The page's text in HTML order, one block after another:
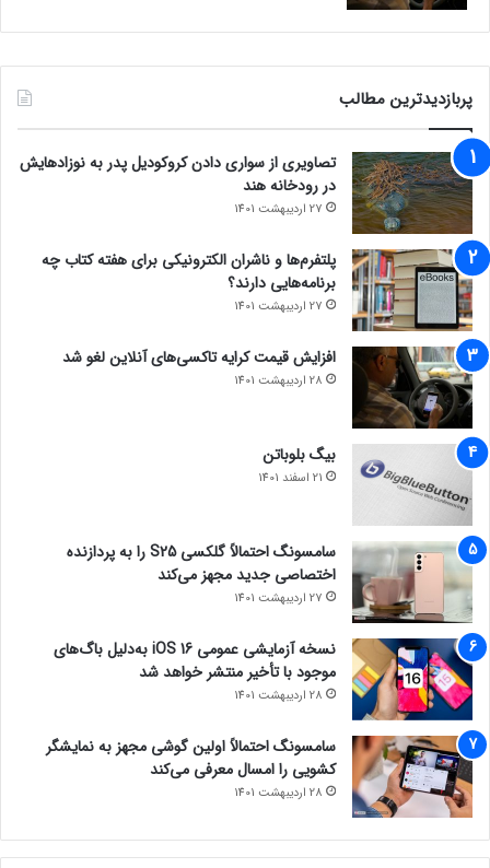
پربازدیدترین مطالب
تصاویری از سواری دادن کروکودیل پدر به نوزادهایش
در رودخانه هند
27 اردیبهشت 1401
پلتفرم‌ها و ناشران الکترونیکی برای هفته کتاب چه
برنامه‌هایی دارند؟
27 اردیبهشت 1401
افزایش قیمت کرایه تاکسی‌های آنلاین لغو شد
28 اردیبهشت 1401
بیگ بلوباتن
21 اسفند 1401
سامسونگ احتمالاً گلکسی S25 را به پردازنده
اختصاصی جدید مجهز می‌کند
27 اردیبهشت 1401
نسخه آزمایشی عمومی iOS 16 به‌دلیل باگ‌های
موجود با تأخیر منتشر خواهد شد
28 اردیبهشت 1401
سامسونگ احتمالاً اولین گوشی مجهز به نمایشگر
کشویی را امسال معرفی می‌کند
28 اردیبهشت 1401